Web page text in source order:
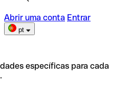
Abrir uma conta Entrar
pt
específicas para cada